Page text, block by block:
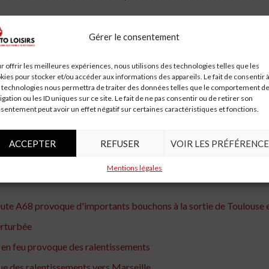
Gérer le consentement
offrir les meilleures expériences, nous utilisons des technologies telles que les
pour stocker et/ou accéder aux informations des appareils. Le fait de consentir à
technologies nous permettra de traiter des données telles que le comportement de
ou les ID uniques sur ce site. Le fait de ne pas consentir ou de retirer son
peut avoir un effet négatif sur certaines caractéristiques et fonctions.
ACCEPTER REFUSER VOIR LES
Mentions légales
à long terme sur la circulation et la sécurité
notamment en augmentant la fréquence des contrôles de
de la vigilance sur les routes. Les automobilistes sont
travailler pour rétablir la circulation et assurer la sécurité de
A68 provoque d'importants bouchons à la sortie de Toulouse
feu provoque des ralentissements
des ralentissements vers Marseille